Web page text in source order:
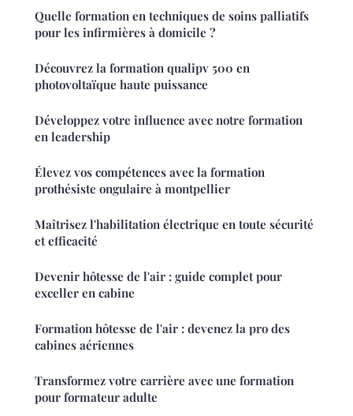
Quelle formation en techniques de soins palliatifs
pour les infirmières à domicile ?
Découvrez la formation qualipv 500 en
photovoltaïque haute puissance
Développez votre influence avec notre formation
en leadership
Élevez vos compétences avec la formation
prothésiste ongulaire à montpellier
Maîtrisez l'habilitation électrique en toute sécurité
et efficacité
Devenir hôtesse de l'air : guide complet pour
exceller en cabine
Formation hôtesse de l'air : devenez la pro des
cabines aériennes
Transformez votre carrière avec une formation
pour formateur adulte